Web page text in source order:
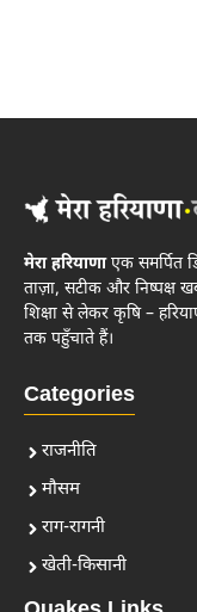
मेरा हरियाणाएक समर्पित
ताज़ा, सटीक और निष्पक्ष
शिक्षा से लेकर कृषि –
तक पहुँचाते हैं।
Categories
राजनीति
मौसम
राग-रागनी
खेती-किसानी